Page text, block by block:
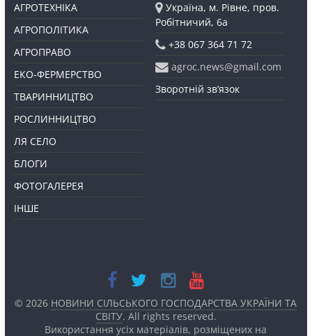
АГРОТЕХНІКА
АГРОПОЛІТИКА
АГРОПРАВО
ЕКО-ФЕРМЕРСТВО
ТВАРИННИЦТВО
РОСЛИННИЦТВО
ЛЯ СЕЛО
БЛОГИ
ФОТОГАЛЕРЕЯ
ІНШЕ
Україна, м. Рівне, пров.
Робітничий, 6а
+38 067 364 71 72
agroc.news@gmail.com
Зворотній зв’язок
© 2026 НОВИНИ СІЛЬСЬКОГО ГОСПОДАРСТВА УКРАЇНИ ТА
СВІТУ. All rights reserved.
Використання усіх матеріалів, розміщених на